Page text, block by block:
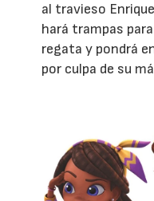
al travieso
hará trampas
regata y pondrá
por culpa de su